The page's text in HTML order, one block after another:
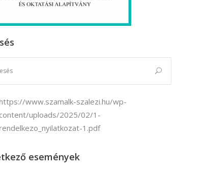
szervező)
www.szamalk-szalezi.hu/wp-
content/uploads/2025/02/1-
1.pdf
események